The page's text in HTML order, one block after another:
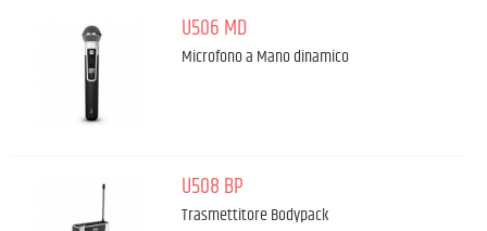
U506 MD
Microfono a Mano dinamico
U508 BP
Trasmettitore Bodypack